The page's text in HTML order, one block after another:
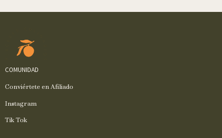
COMUNIDAD
Conviértete en Afiliado
Instagram
Tik Tok